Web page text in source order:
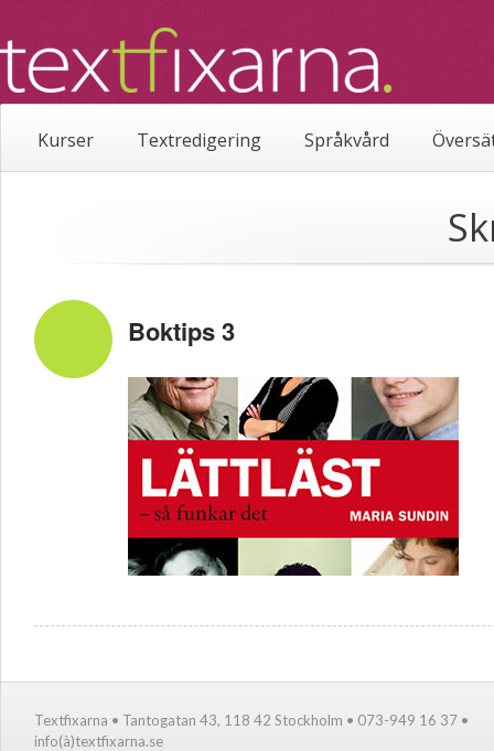
Kurser Textredigering Språkvård
Boktips 3
Textfixarna • Tantogatan 43, 118 42 Stockholm • 073-949 16 37 •
info(à)textfixarna.se